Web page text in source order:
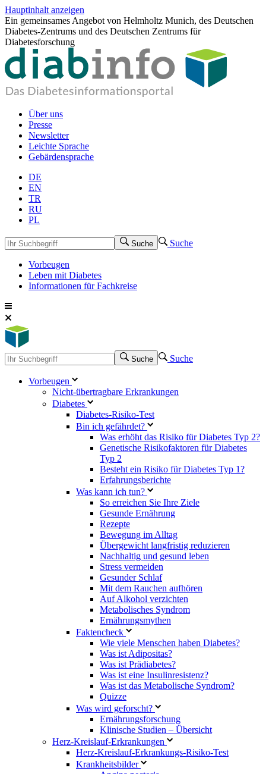
Hauptinhalt anzeigen
Ein gemeinsames Angebot von Helmholtz Munich, des Deutschen
Diabetes-Zentrums und des Deutschen Zentrums für
Diabetesforschung
Über uns
Presse
Newsletter
Leichte Sprache
Gebärdensprache
DE
EN
TR
RU
PL
Suche Suche
Vorbeugen
Leben mit Diabetes
Informationen für Fachkreise
Suche Suche
Vorbeugen
Nicht-übertragbare Erkrankungen
Diabetes
Diabetes-Risiko-Test
Bin ich gefährdet?
Was erhöht das Risiko für Diabetes Typ 2?
Genetische Risikofaktoren für Diabetes
Typ 2
Besteht ein Risiko für Diabetes Typ 1?
Erfahrungsberichte
Was kann ich tun?
So erreichen Sie Ihre Ziele
Gesunde Ernährung
Rezepte
Bewegung im Alltag
Übergewicht langfristig reduzieren
Nachhaltig und gesund leben
Stress vermeiden
Gesunder Schlaf
Mit dem Rauchen aufhören
Auf Alkohol verzichten
Metabolisches Syndrom
Ernährungsmythen
Faktencheck
Wie viele Menschen haben Diabetes?
Was ist Adipositas?
Was ist Prädiabetes?
Was ist eine Insulinresistenz?
Was ist das Metabolische Syndrom?
Quizze
Was wird geforscht?
Ernährungsforschung
Klinische Studien – Übersicht
Herz-Kreislauf-Erkrankungen
Herz-Kreislauf-Erkrankungs-Risiko-Test
Krankheitsbilder